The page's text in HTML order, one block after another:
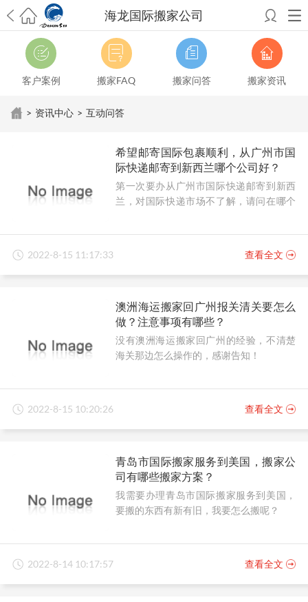
海龙国际搬家公司
希望邮寄国际包裹顺利，从广州市国际快递邮寄到新西兰哪个公司好？
澳洲海运搬家回广州报关清关要怎么做？注意事项有哪些？
青岛市国际
搬家服务到美国，搬家公司有哪些搬家方案？大连市国际搬家服务到中
国台湾是一种怎样的体验？有人分享搬家经历吗？
从长沙市国际快递邮
寄到韩国有哪些国际快递方式？用哪种好？
法有哪些？具体怎么操作？
国际搬家：家具海运到奥克兰怎么样能省
影响国际搬家吗？上海搬家到新西兰旺格雷有点不一样 北京私人物品运
输到澳大利亚，移民如何跨国搬家？上海移民搬家到塞浦路斯，国际搬
家怎么搬省钱？昆明搬家到美国，如何打包才能对国际长途运输放心？
从重庆市托运到美国从上海市托运到澳大利亚
市搬家到加拿大从大连市搬家到英国从佛山市搬家到美国从北京市搬家
到西班牙从广州市搬家到比利时
客户案例 搬家FAQ 搬家问答 搬家资讯
> 资讯中心 > 互动问答
希望邮寄国际包裹顺利，从广州市国
际快递邮寄到新西兰哪个公司好？
第一次要办从广州市国际快递邮寄到新西
兰，对国际快递市场不了解，请问在哪个
2022-8-15 11:17:33 查看全文
澳洲海运搬家回广州报关清关要怎么
做？注意事项有哪些？
没有澳洲海运搬家回广州的经验，不清楚
海关那边怎么操作的，感谢告知！
2022-8-15 10:20:26 查看全文
青岛市国际搬家服务到美国，搬家公
司有哪些搬家方案？
我需要办理青岛市国际搬家服务到美国，
要搬的东西有新有旧，我要怎么搬呢？
2022-8-14 10:17:57 查看全文